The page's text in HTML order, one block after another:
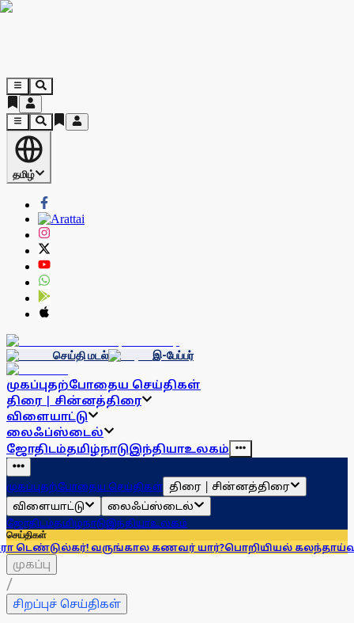
தமிழ்
செய்தி மடல் இ-பேப்பர்
முகப்புதற்போதைய செய்திகள்
திரை | சின்னத்திரை
விளையாட்டு
லைஃப்ஸ்டைல்
ஜோதிடம்தமிழ்நாடுஇந்தியாஉலகம்
முகப்புதற்போதைய செய்திகள் திரை | சின்னத்திரை
விளையாட்டு
லைஃப்ஸ்டைல்
ஜோதிடம்தமிழ்நாடுஇந்தியாஉலகம்
செய்திகள்
வருங்கால கணவர் யார்?பொறியியல் கலந்தாய்வு!
முகப்பு
/
சிறப்புச் செய்திகள்